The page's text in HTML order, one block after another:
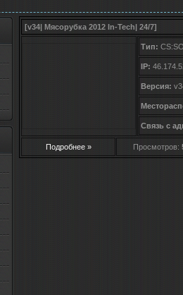
[v34| Мясорубка 2012 In-Tech| 24/7]
Тип:
IP:
Версия:
Связь с
Подробнее » Просмотров: